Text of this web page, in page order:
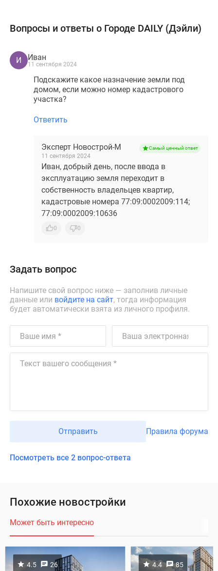
Вопросы и ответы о Городе DAILY (Дэйли)
И Иван
11 сентября 2024
Подскажите какое назначение земли под
домом, если можно номер кадастрового
участка?
Ответить
Эксперт Новострой-М
11 сентября 2024
Самый ценный ответ
Иван, добрый день, после ввода в
эксплуатацию земля переходит в
собственность владельцев квартир,
кадастровые номера 77:09:0002009:114;
77:09:0002009:10636
0 0
Задать вопрос
Напишите свой вопрос ниже — заполнив личные
данные или войдите на сайт, тогда информация
будет автоматически взята из личного профиля.
Отправить Правила форума
Посмотреть все 2 вопрос-ответа
Похожие новостройки
Может быть интересно
4.5 26 4.4 85